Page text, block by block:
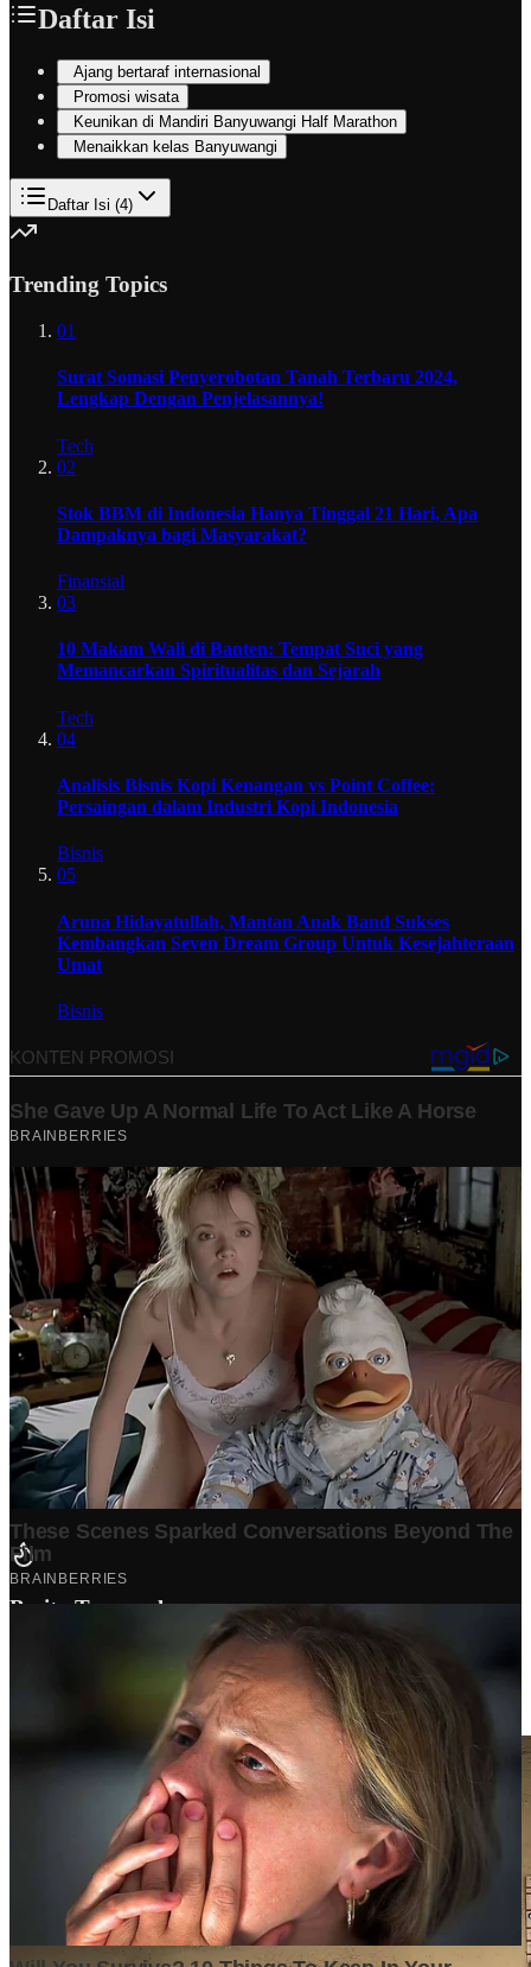
Daftar Isi
Ajang bertaraf internasional
Promosi wisata
Keunikan di Mandiri Banyuwangi Half Marathon
Menaikkan kelas Banyuwangi
Daftar Isi (4)
Trending Topics
01
Surat Somasi Penyerobotan Tanah Terbaru 2024,
Lengkap Dengan Penjelasannya!
Tech
02
Stok BBM di Indonesia Hanya Tinggal 21 Hari, Apa
Dampaknya bagi Masyarakat?
Finansial
03
10 Makam Wali di Banten: Tempat Suci yang
Memancarkan Spiritualitas dan Sejarah
Tech
04
Analisis Bisnis Kopi Kenangan vs Point Coffee:
Persaingan dalam Industri Kopi Indonesia
Bisnis
05
Aruna Hidayatullah, Mantan Anak Band Sukses
Kembangkan Seven Dream Group Untuk Kesejahteraan
Umat
Bisnis
Berita Terpopuler
Surat Somasi Penyerobotan Tanah Terbaru 2024, Lengkap
Dengan Penjelasannya!